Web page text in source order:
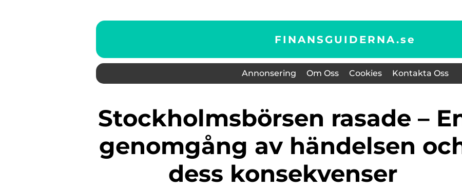
FINANSGUIDERNA.se
Annonsering Om Oss Cookies Kontakta Oss
Stockholmsbörsen rasade – En
genomgång av händelsen
dess konsekvenser